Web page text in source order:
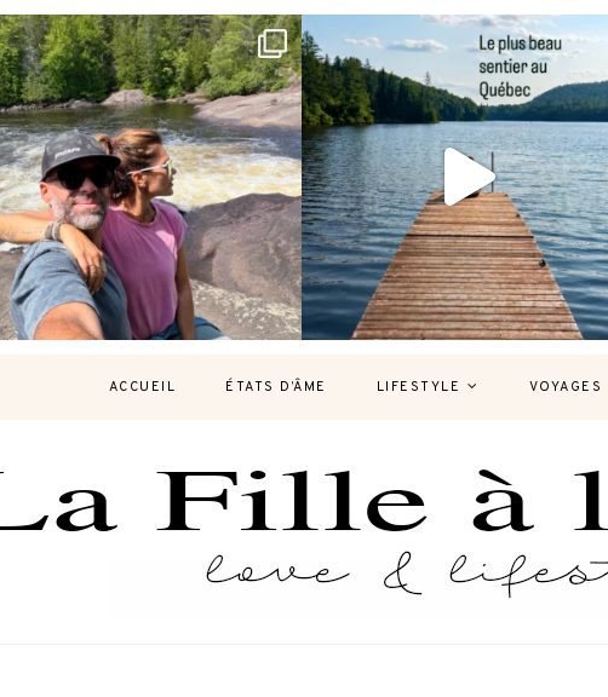
Les Laurentides, le Québec version
nature.
...
314 47
Et si je te disais qu’il existe un sentier où
127 37
ACCUEIL ÉTATS D’ÂME LIFESTYLE VOYAGES